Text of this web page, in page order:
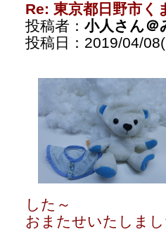
Re: 東京都日野市く
投稿者： 小人さん＠
投稿日：2019/04/
した～
おまたせいたしま